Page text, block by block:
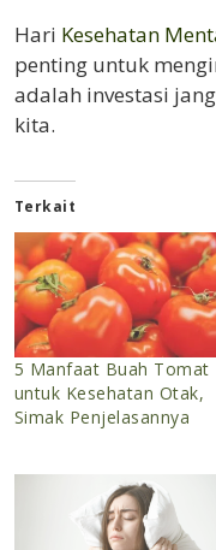
Hari Kesehatan
penting untuk
adalah investasi
kita.
Terkait
5 Manfaat Buah Tomat
untuk Kesehatan Otak,
Simak Penjelasannya